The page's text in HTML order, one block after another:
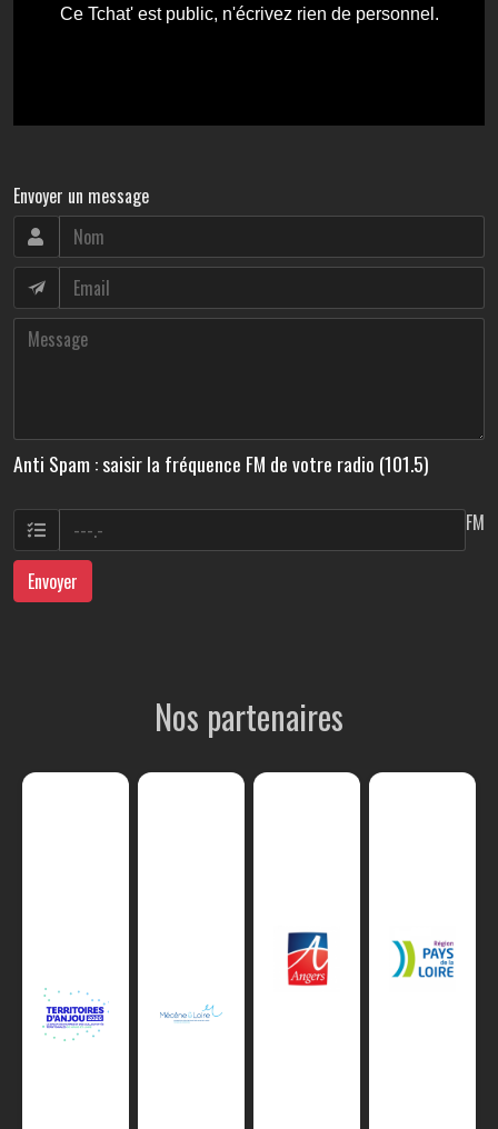
Envoyer un message
Anti Spam : saisir la fréquence FM de votre radio (101.5)
FM
Envoyer
Nos partenaires